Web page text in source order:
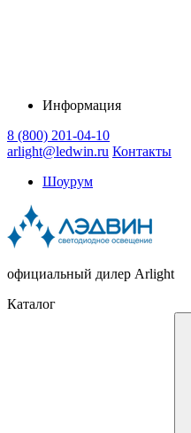
Информация
8 (800) 201-04-10
arlight@ledwin.ru Контакты
Шоурум
официальный дилер Arlight
Каталог